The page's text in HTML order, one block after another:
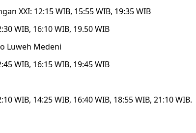
XXI: 12:15 WIB, 15:55 WIB, 19:35 WIB
WIB, 16:10 WIB, 19.50 WIB
Luweh Medeni
WIB, 16:15 WIB, 19:45 WIB
WIB, 14:25 WIB, 16:40 WIB, 18:55 WIB, 21:10 WIB.